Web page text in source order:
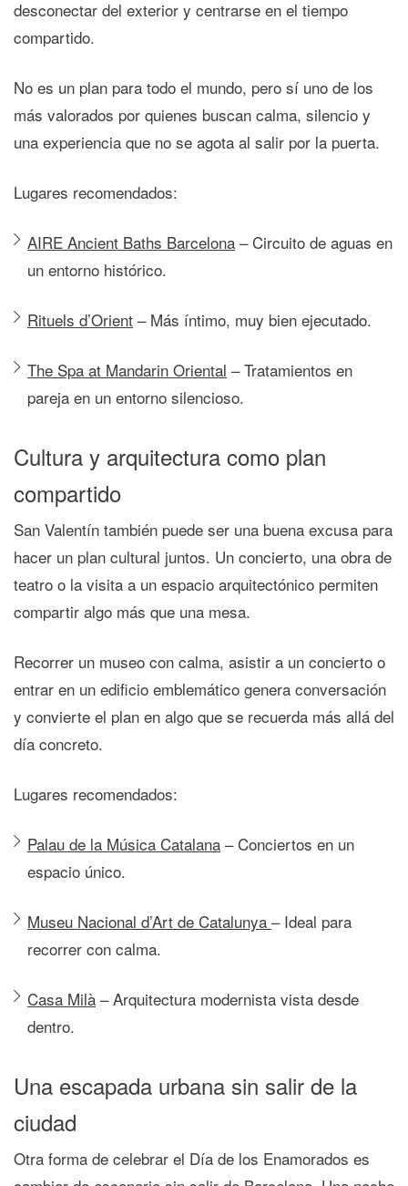
desconectar del exterior y centrarse en el tiempo
compartido.
No es un plan para todo el mundo, pero sí uno de los
más valorados por quienes buscan calma, silencio y
una experiencia que no se agota al salir por la puerta.
Lugares recomendados:
AIRE Ancient Baths Barcelona – Circuito de aguas en
un entorno histórico.
Rituels d’Orient – Más íntimo, muy bien ejecutado.
The Spa at Mandarin Oriental – Tratamientos en
pareja en un entorno silencioso.
Cultura y arquitectura como plan
compartido
San Valentín también puede ser una buena excusa para
hacer un plan cultural juntos. Un concierto, una obra de
teatro o la visita a un espacio arquitectónico permiten
compartir algo más que una mesa.
Recorrer un museo con calma, asistir a un concierto o
entrar en un edificio emblemático genera conversación
y convierte el plan en algo que se recuerda más allá del
día concreto.
Lugares recomendados:
Palau de la Música Catalana – Conciertos en un
espacio único.
Museu Nacional d’Art de Catalunya – Ideal para
recorrer con calma.
Casa Milà – Arquitectura modernista vista desde
dentro.
Una escapada urbana sin salir de la
ciudad
Otra forma de celebrar el Día de los Enamorados es